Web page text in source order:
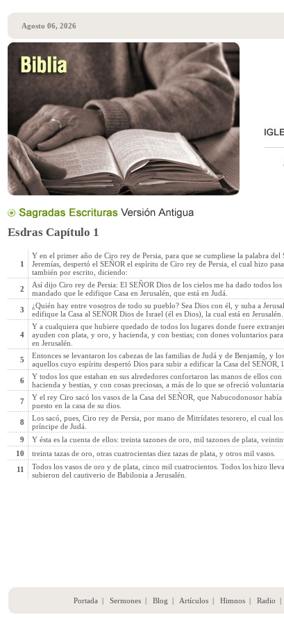
Agosto 06, 2026
Esdras Capítulo 1
1
Y en el primer año de Ciro rey de Persia, para que se cumpliese la palabra del
Jeremías, despertó el SEÑOR el espíritu de Ciro rey de Persia, el cual hizo
también por escrito, diciendo:
2
Así dijo Ciro rey de Persia: El SEÑOR Dios de los cielos me ha dado todos
mandado que le edifique Casa en Jerusalén, que está en Judá.
3
¿Quién hay entre vosotros de todo su pueblo? Sea Dios con él, y suba a
edifique la Casa al SEÑOR Dios de Israel (él es Dios), la cual está en Jerusalén.
4
Y a cualquiera que hubiere quedado de todos los lugares donde fuere
ayuden con plata, y oro, y hacienda, y con bestias; con dones voluntarios para
en Jerusalén.
5
Entonces se levantaron los cabezas de las familias de Judá y de Benjamín, y
aquellos cuyo espíritu despertó Dios para subir a edificar la Casa del SEÑOR,
6
Y todos los que estaban en sus alrededores confortaron las manos de ellos
hacienda y bestias, y con cosas preciosas, a más de lo que se ofreció
7
Y el rey Ciro sacó los vasos de la Casa del SEÑOR, que Nabucodonosor había
puesto en la casa de su dios.
8
Los sacó, pues, Ciro rey de Persia, por mano de Mitrídates tesorero, el cual los
príncipe de Judá.
9
Y ésta es la cuenta de ellos: treinta tazones de oro, mil tazones de plata,
10
treinta tazas de oro, otras cuatrocientas diez tazas de plata, y otros mil vasos.
11
Todos los vasos de oro y de plata, cinco mil cuatrocientos. Todos los hizo
subieron del cautiverio de Babilonia a Jerusalén.
Portada | Sermones| Blog | Artículos| Himnos| Radio |